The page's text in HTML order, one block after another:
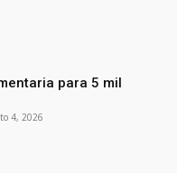
para 5 mil
4, 2026